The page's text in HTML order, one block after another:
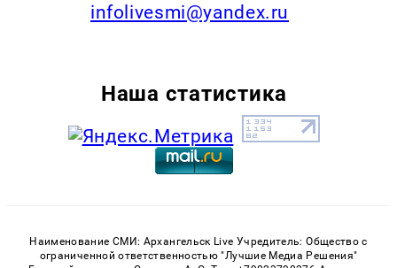
infolivesmi@yandex.ru
Наша статистика
Наименование СМИ: Архангельск Live Учредитель: Общество с
ограниченной ответственностью "Лучшие Медиа Решения"